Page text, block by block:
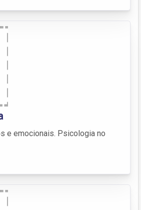
e emocionais. Psicologia no